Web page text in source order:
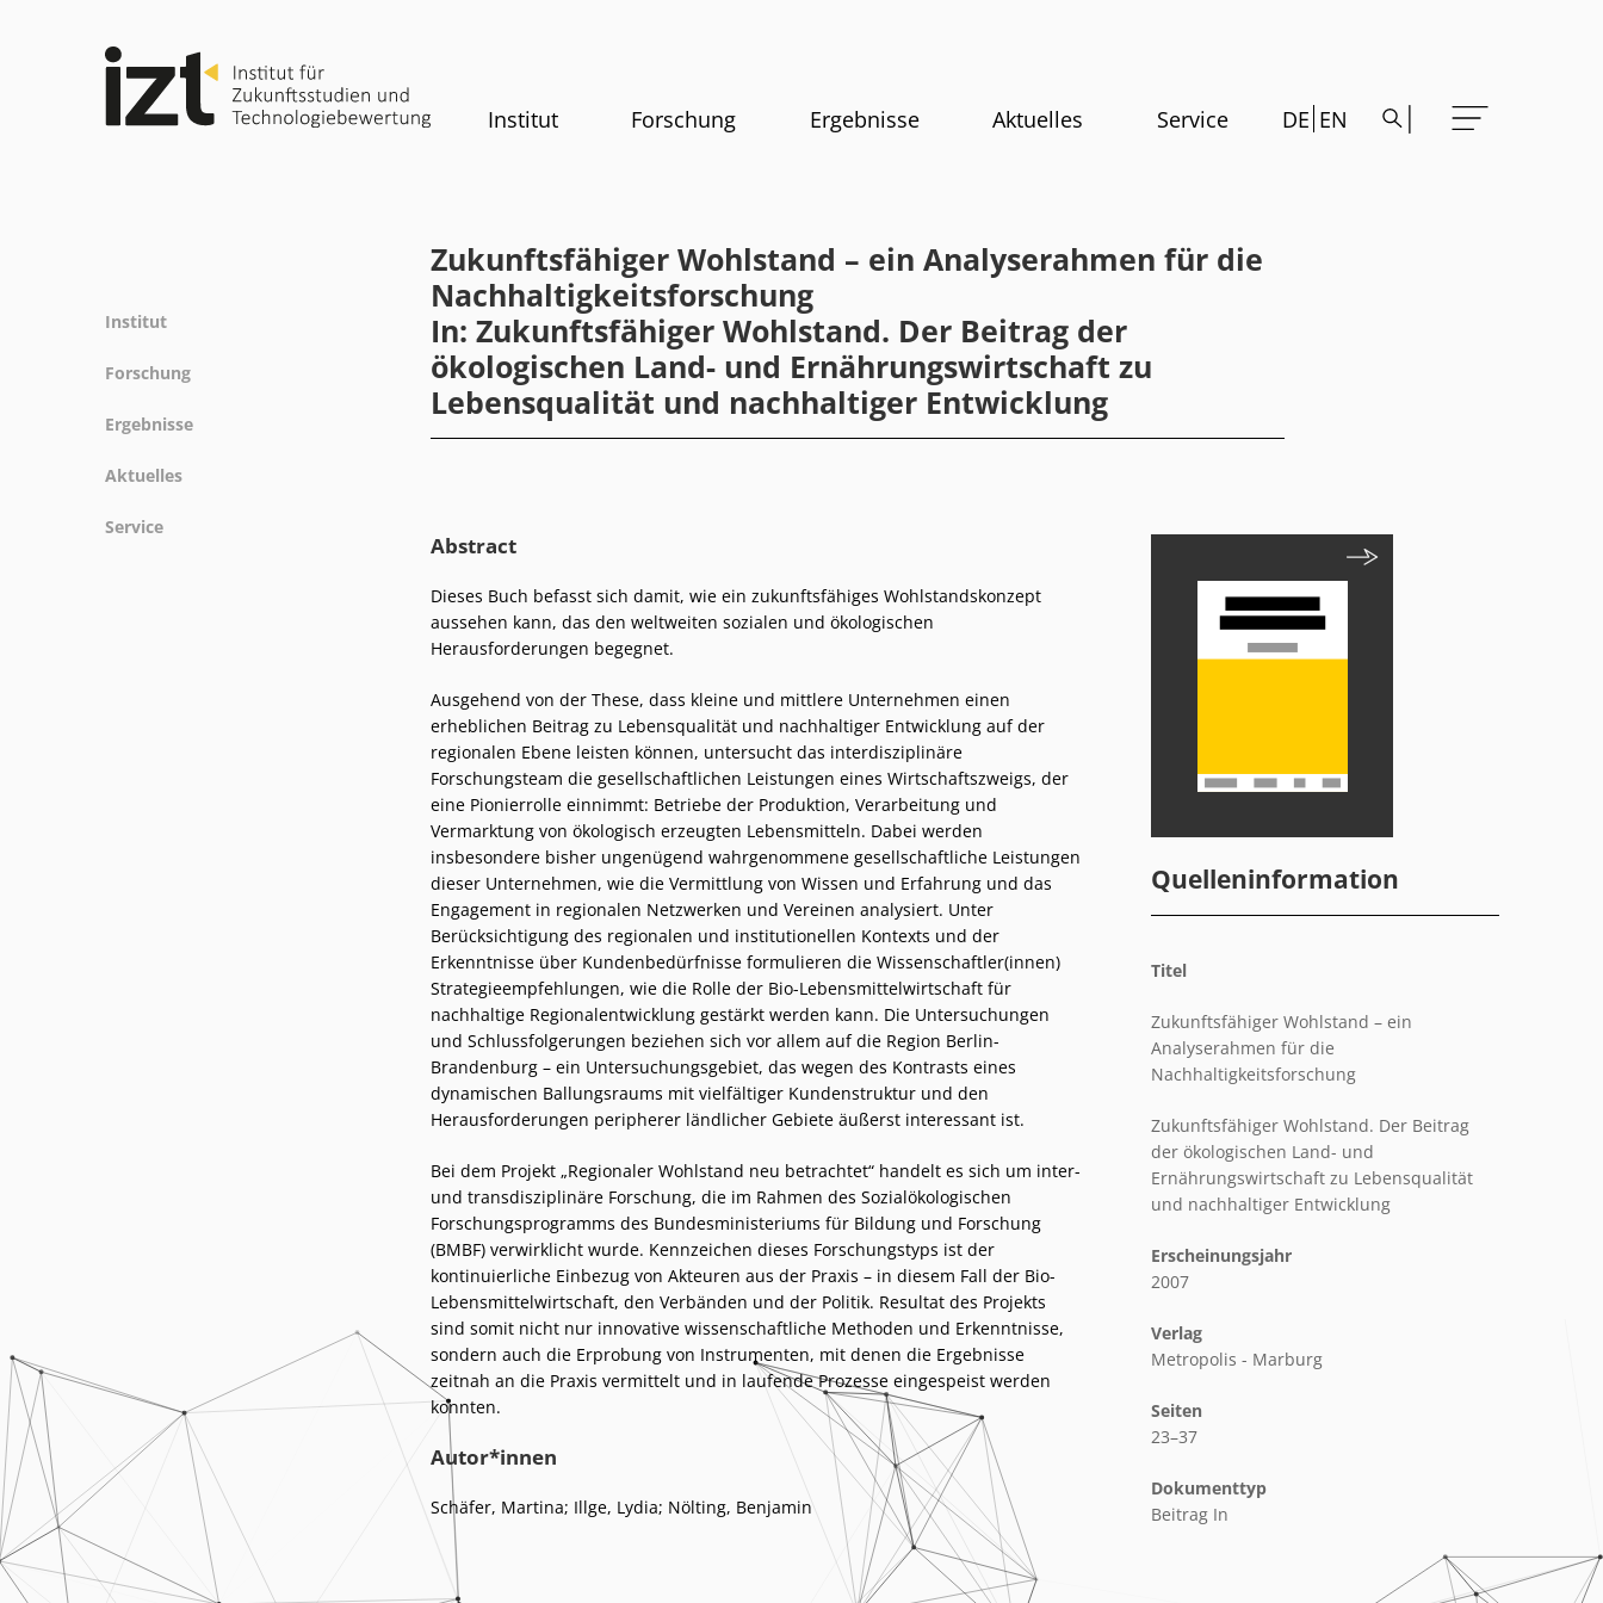
Institut Forschung Ergebnisse Aktuelles Service DE EN
Institut
Gremien
Geschichte
Forschung
Referenz
Ergebnisse
Aktuelles
Service
Zukunftsfähiger Wohlstand – ein Analyserahmen für die
Nachhaltigkeitsforschung
In: Zukunftsfähiger Wohlstand. Der Beitrag der
ökologischen Land- und Ernährungswirtschaft zu
Lebensqualität und nachhaltiger Entwicklung
Abstract
Dieses Buch befasst sich damit, wie ein zukunftsfähiges Wohlstandskonzept
aussehen kann, das den weltweiten sozialen und ökologischen
Herausforderungen begegnet.
Ausgehend von der These, dass kleine und mittlere Unternehmen einen
erheblichen Beitrag zu Lebensqualität und nachhaltiger Entwicklung auf der
regionalen Ebene leisten können, untersucht das interdisziplinäre
Forschungsteam die gesellschaftlichen Leistungen eines Wirtschaftszweigs, der
eine Pionierrolle einnimmt: Betriebe der Produktion, Verarbeitung und
Vermarktung von ökologisch erzeugten Lebensmitteln. Dabei werden
insbesondere bisher ungenügend wahrgenommene gesellschaftliche Leistungen
dieser Unternehmen, wie die Vermittlung von Wissen und Erfahrung und das
Engagement in regionalen Netzwerken und Vereinen analysiert. Unter
Berücksichtigung des regionalen und institutionellen Kontexts und der
Erkenntnisse über Kundenbedürfnisse formulieren die Wissenschaftler(innen)
Strategieempfehlungen, wie die Rolle der Bio-Lebensmittelwirtschaft für
nachhaltige Regionalentwicklung gestärkt werden kann. Die Untersuchungen
und Schlussfolgerungen beziehen sich vor allem auf die Region Berlin-
Brandenburg – ein Untersuchungsgebiet, das wegen des Kontrasts eines
dynamischen Ballungsraums mit vielfältiger Kundenstruktur und den
Herausforderungen peripherer ländlicher Gebiete äußerst interessant ist.
Bei dem Projekt „Regionaler Wohlstand neu betrachtet“ handelt es sich um inter-
und transdisziplinäre Forschung, die im Rahmen des Sozialökologischen
Forschungsprogramms des Bundesministeriums für Bildung und Forschung
(BMBF) verwirklicht wurde. Kennzeichen dieses Forschungstyps ist der
kontinuierliche Einbezug von Akteuren aus der Praxis – in diesem Fall der Bio-
Lebensmittelwirtschaft, den Verbänden und der Politik. Resultat des Projekts
sind somit nicht nur innovative wissenschaftliche Methoden und Erkenntnisse,
sondern auch die Erprobung von Instrumenten, mit denen die Ergebnisse
zeitnah an die Praxis vermittelt und in laufende Prozesse eingespeist werden
konnten.
Autor*innen
Schäfer, Martina; Illge, Lydia; Nölting, Benjamin
Quelleninformation
Titel
Zukunftsfähiger Wohlstand – ein
Analyserahmen für die
Nachhaltigkeitsforschung
Zukunftsfähiger Wohlstand. Der Beitrag
der ökologischen Land- und
Ernährungswirtschaft zu Lebensqualität
und nachhaltiger Entwicklung
Erscheinungsjahr
2007
Verlag
Metropolis - Marburg
Seiten
23–37
Dokumenttyp
Beitrag In